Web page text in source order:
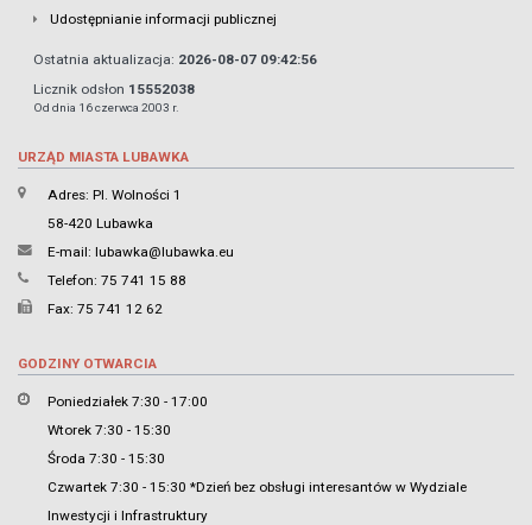
Udostępnianie informacji publicznej
Ostatnia aktualizacja: 2026-08-07 09:42:56
Licznik odsłon 15552038
Od dnia 16 czerwca 2003 r.
URZĄD MIASTA LUBAWKA
Adres: Pl. Wolności 1
58-420 Lubawka
E-mail: lubawka@lubawka.eu
Telefon: 75 741 15 88
Fax: 75 741 12 62
GODZINY OTWARCIA
Poniedziałek 7:30 - 17:00
Wtorek 7:30 - 15:30
Środa 7:30 - 15:30
Czwartek 7:30 - 15:30 *Dzień bez obsługi interesantów w Wydziale
Inwestycji i Infrastruktury